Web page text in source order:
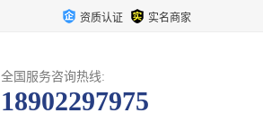
资质认证 实名商家
全国服务咨询热线:
18902297975